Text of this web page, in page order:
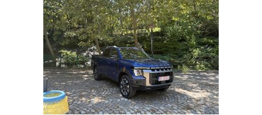
aer
de
Mediterana